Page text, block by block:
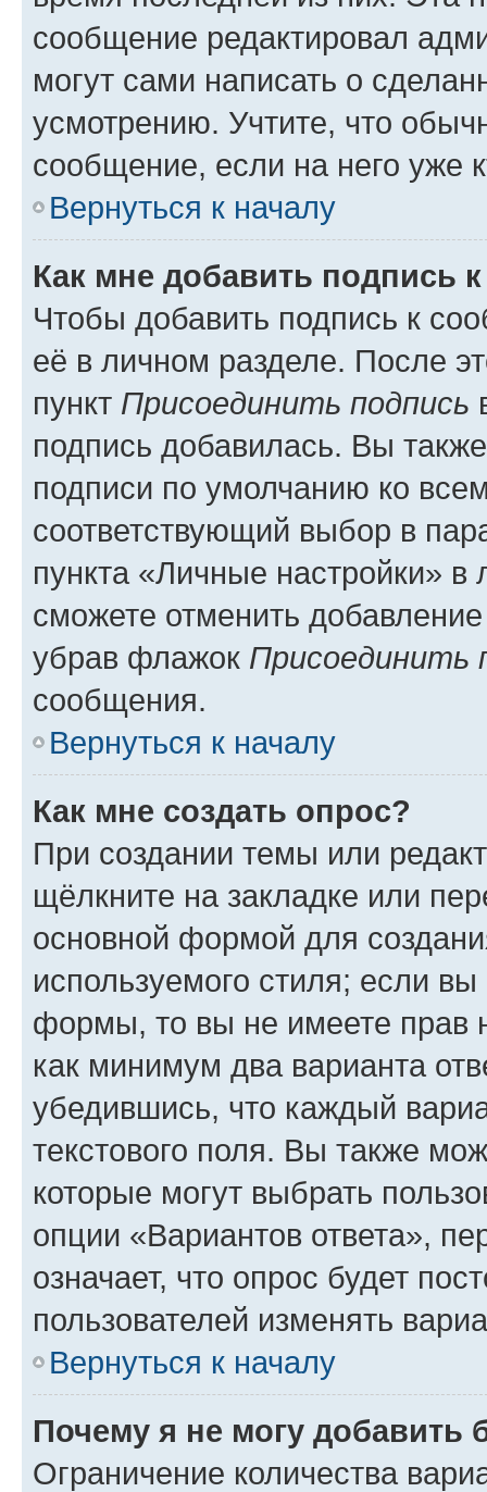
сообщение редактировал
могут сами написать о
усмотрению. Учтите, что
сообщение, если на него уже
Вернуться к началу
Как мне добавить подпись
Чтобы добавить подпись к
её в личном разделе. После
пункт Присоединить подпись
подпись добавилась. Вы
подписи по умолчанию ко
соответствующий выбор в
пункта «Личные настройки»
сможете отменить
убрав флажок Присоединить
сообщения.
Вернуться к началу
Как мне создать опрос?
При создании темы или
щёлкните на закладке или
основной формой для
используемого стиля; если
формы, то вы не имеете прав
как минимум два варианта
убедившись, что каждый
текстового поля. Вы также
которые могут выбрать
опции «Вариантов ответа»,
означает, что опрос будет
пользователей изменять
Вернуться к началу
Почему я не могу добавить
Ограничение количества